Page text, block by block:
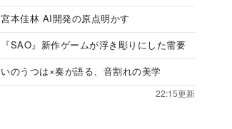
宮本佳林 AI開発の原点明かす
『SAO』新作ゲームが浮き彫りにした需要
いのうつは×奏が語る、音割れの美学
22:15更新